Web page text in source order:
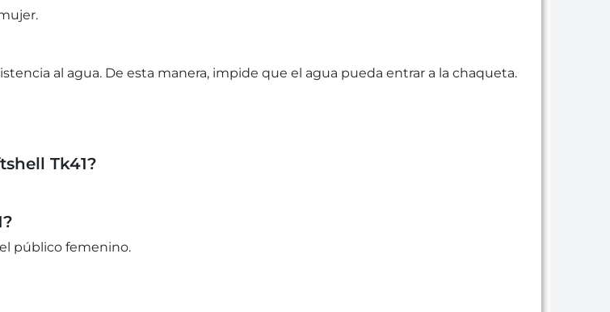
al agua. De esta manera, impide que el agua pueda entrar a la chaqueta.
Tk41?
el público femenino.